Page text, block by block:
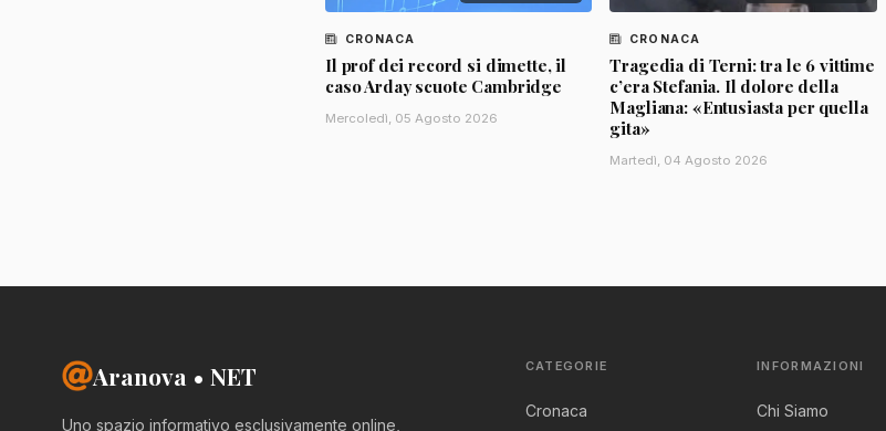
CRONACA
Il prof dei record si dimette, il
caso Arday scuote Cambridge
Mercoledì, 05 Agosto 2026
CRONACA
Tragedia di Terni: tra le 6 vittime
c’era Stefania. Il dolore della
Magliana: «Entusiasta per quella
gita»
Martedì, 04 Agosto 2026
Aranova • NET
Uno spazio informativo esclusivamente online,
CATEGORIE
Cronaca
INFORMAZIONI
Chi Siamo